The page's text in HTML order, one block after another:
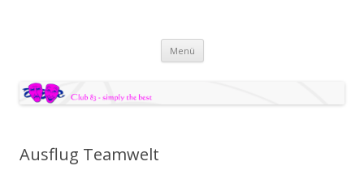
Menü Zum Inhalt springen
Ausflug Teamwelt